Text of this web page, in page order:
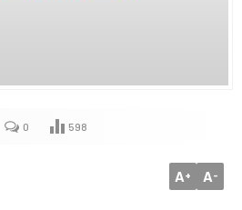
0 598
A+ A-